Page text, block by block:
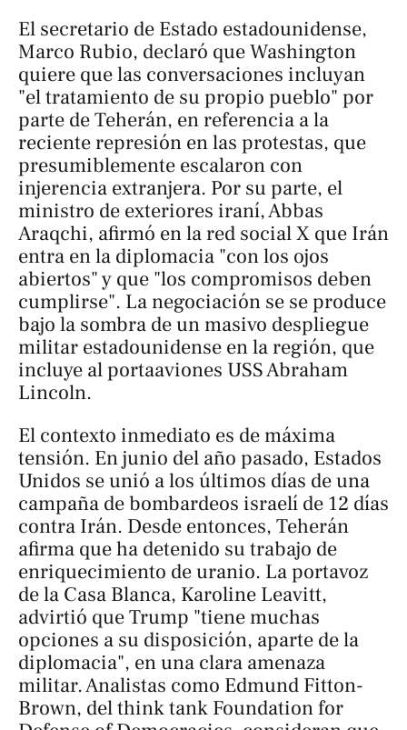
El secretario de Estado estadounidense,
Marco Rubio, declaró que Washington
quiere que las conversaciones incluyan
"el tratamiento de su propio pueblo" por
parte de Teherán, en referencia a la
reciente represión en las protestas, que
presumiblemente escalaron con
injerencia extranjera. Por su parte, el
ministro de exteriores iraní, Abbas
Araqchi, afirmó en la red social X que Irán
entra en la diplomacia "con los ojos
abiertos" y que "los compromisos deben
cumplirse". La negociación se se produce
bajo la sombra de un masivo despliegue
militar estadounidense en la región, que
incluye al portaaviones USS Abraham
Lincoln.
El contexto inmediato es de máxima
tensión. En junio del año pasado, Estados
Unidos se unió a los últimos días de una
campaña de bombardeos israelí de 12 días
contra Irán. Desde entonces, Teherán
afirma que ha detenido su trabajo de
enriquecimiento de uranio. La portavoz
de la Casa Blanca, Karoline Leavitt,
advirtió que Trump "tiene muchas
opciones a su disposición, aparte de la
diplomacia", en una clara amenaza
militar. Analistas como Edmund Fitton-
Brown, del think tank Foundation for